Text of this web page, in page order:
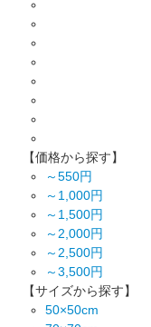
【価格から探す】
～550円
～1,000円
～1,500円
～2,000円
～2,500円
～3,500円
【サイズから探す】
50×50cm